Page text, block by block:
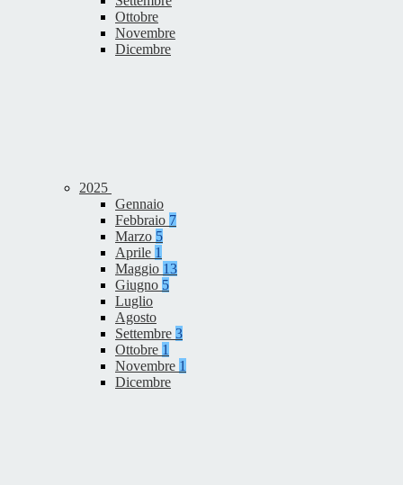
Ottobre
Novembre
Dicembre
2025
Gennaio
Febbraio 7
Marzo 5
Aprile 1
Maggio 13
Giugno 5
Luglio
Agosto
Settembre 3
Ottobre 1
Novembre 1
Dicembre